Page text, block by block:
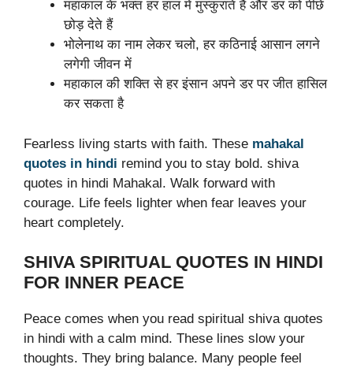
महाकाल के भक्त हर हाल में मुस्कुराते हैं और डर को पीछे
छोड़ देते हैं
भोलेनाथ का नाम लेकर चलो, हर कठिनाई आसान लगने
लगेगी जीवन में
महाकाल की शक्ति से हर इंसान अपने डर पर जीत हासिल
कर सकता है
Fearless living starts with faith. These mahakal
quotes in hindi remind you to stay bold. shiva
quotes in hindi Mahakal. Walk forward with
courage. Life feels lighter when fear leaves your
heart completely.
SHIVA SPIRITUAL QUOTES IN HINDI
FOR INNER PEACE
Peace comes when you read spiritual shiva quotes
in hindi with a calm mind. These lines slow your
thoughts. They bring balance. Many people feel